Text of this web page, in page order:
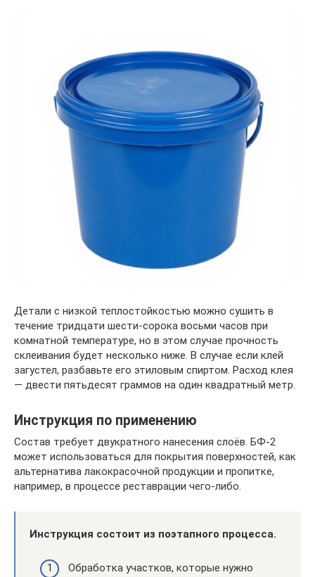
Детали с низкой теплостойкостью можно сушить в
течение тридцати шести-сорока восьми часов при
комнатной температуре, но в этом случае прочность
склеивания будет несколько ниже. В случае если клей
загустел, разбавьте его этиловым спиртом. Расход клея
— двести пятьдесят граммов на один квадратный метр.
Инструкция по применению
Состав требует двукратного нанесения слоёв. БФ-2
может использоваться для покрытия поверхностей, как
альтернатива лакокрасочной продукции и пропитке,
например, в процессе реставрации чего-либо.
Инструкция состоит из поэтапного процесса.
Обработка участков, которые нужно